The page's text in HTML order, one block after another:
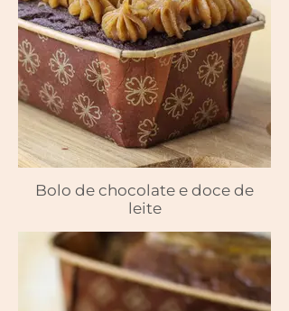
Bolo de chocolate e doce de
leite